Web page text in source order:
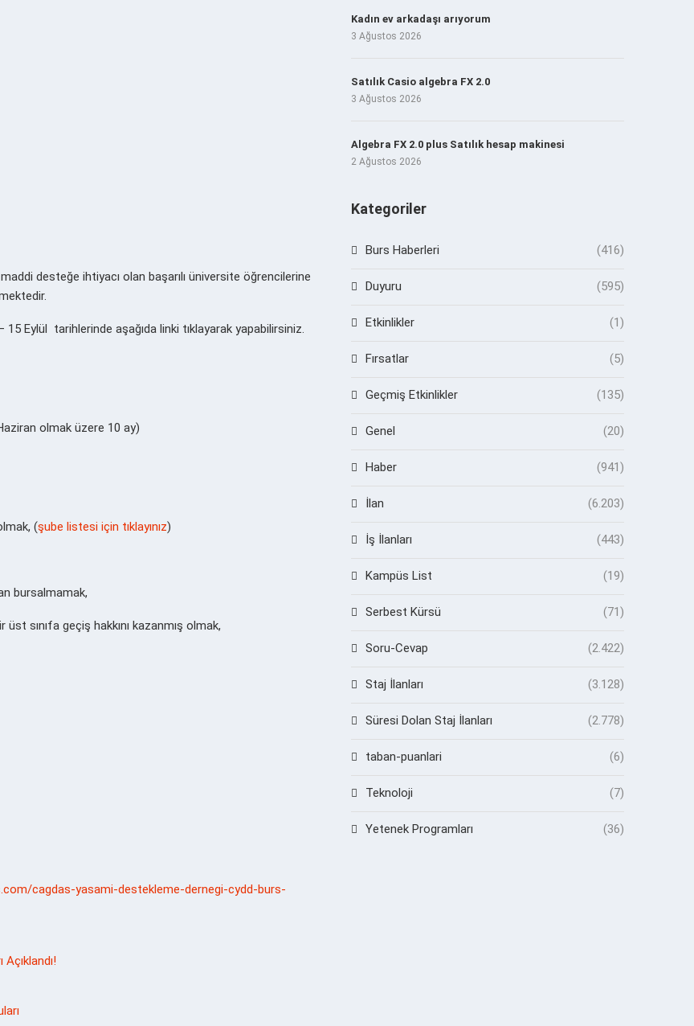
desteğe ihtiyacı olan başarılı üniversite öğrencilerine
Eylül tarihlerinde aşağıda linki tıklayarak yapabilirsiniz.
olmak üzere 10 ay)
(şube listesi için tıklayınız)
bursalmamak,
sınıfa geçiş hakkını kazanmış olmak,
cagdas-yasami-destekleme-dernegi-cydd-burs-
Kadın ev arkadaşı arıyorum
3 Ağustos 2026
Satılık Casio algebra FX 2.0
3 Ağustos 2026
Algebra FX 2.0 plus Satılık hesap makinesi
2 Ağustos 2026
Kategoriler
Burs Haberleri (416)
Duyuru (595)
Etkinlikler (1)
Fırsatlar (5)
Geçmiş Etkinlikler (135)
Genel (20)
Haber (941)
İlan (6.203)
İş İlanları (443)
Kampüs List (19)
Serbest Kürsü (71)
Soru-Cevap (2.422)
Staj İlanları (3.128)
Süresi Dolan Staj İlanları (2.778)
taban-puanlari (6)
Teknoloji (7)
Yetenek Programları (36)